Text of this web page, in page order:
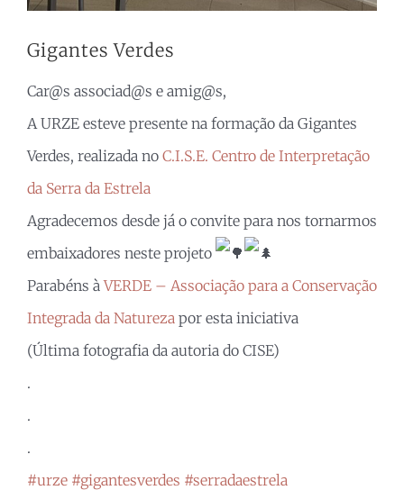
Gigantes Verdes
Car@s associad@s e amig@s,
A URZE esteve presente na formação da Gigantes
Verdes, realizada no C.I.S.E. Centro de Interpretação
da Serra da Estrela
Agradecemos desde já o convite para nos tornarmos
embaixadores neste projeto
Parabéns àVERDE – Associação para a Conservação
Integrada da Natureza por esta iniciativa
(Última fotografia da autoria do CISE)
.
.
.
#urze #gigantesverdes #serradaestrela